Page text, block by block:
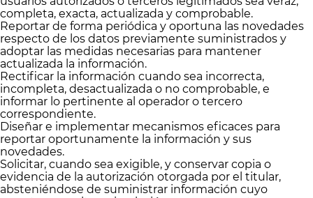
completa, exacta, actualizada y comprobable.
Reportar de forma periódica y oportuna las novedades
respecto de los datos previamente suministrados y
adoptar las medidas necesarias para mantener
actualizada la información.
Rectificar la información cuando sea incorrecta,
incompleta, desactualizada o no comprobable, e
informar lo pertinente al operador o tercero
correspondiente.
Diseñar e implementar mecanismos eficaces para
reportar oportunamente la información y sus
novedades.
Solicitar, cuando sea exigible, y conservar copia o
evidencia de la autorización otorgada por el titular,
absteniéndose de suministrar información cuyo